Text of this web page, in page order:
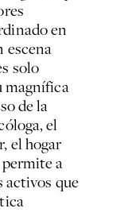
en
escena
solo
magnífica
de la
el
el hogar
a
activos que